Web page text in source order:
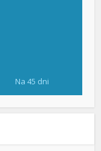
Na 45 dni